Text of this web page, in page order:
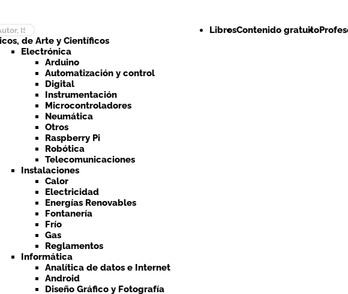
de Arte y Científicos
Electrónica
Arduino
Automatización y control
Digital
Instrumentación
Microcontroladores
Neumática
Otros
Raspberry Pi
Robótica
Telecomunicaciones
Instalaciones
Calor
Electricidad
Energías Renovables
Fontanería
Frío
Gas
Reglamentos
Informática
Analítica de datos e Internet
Android
Diseño Gráfico y Fotografía
LibrosContenido gratuito